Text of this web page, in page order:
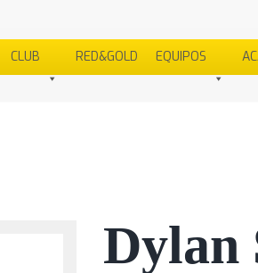
CLUB RED&GOLD EQUIPOS
Dylan